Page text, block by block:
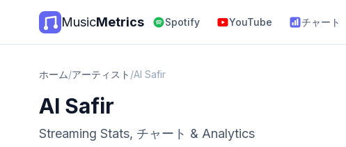
MusicMetrics Spotify YouTube チャート
ホーム/アーティスト /Al Safir
Al Safir
Streaming Stats, チャート & Analytics